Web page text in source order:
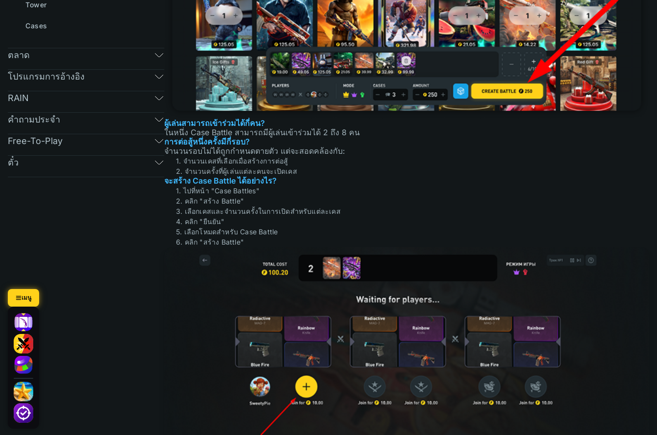
เมนู
Tower
Cases
ตลาด
โปรแกรมการอ้างอิง
RAIN
คำถามประจำ
Free-To-Play
ตั๋ว
ผู้เล่นสามารถเข้าร่วมได้กี่คน?
ในหนึ่ง Case Battle สามารถมีผู้เล่นเข้าร่วมได้ 2 ถึง 8 คน
การต่อสู้หนึ่งครั้งมีกี่รอบ?
จำนวนรอบไม่ได้ถูกกำหนดตายตัว แต่จะสอดคล้องกับ:
1. จำนวนเคสที่เลือกเมื่อสร้างการต่อสู้
2. จำนวนครั้งที่ผู้เล่นแต่ละคนจะเปิดเคส
จะสร้าง Case Battle ได้อย่างไร?
1. ไปที่หน้า "Case Battles"
2. คลิก "สร้าง Battle"
3. เลือกเคสและจำนวนครั้งในการเปิดสำหรับแต่ละเคส
4. คลิก "ยืนยัน"
5. เลือกโหมดสำหรับ Case Battle
6. คลิก "สร้าง Battle"